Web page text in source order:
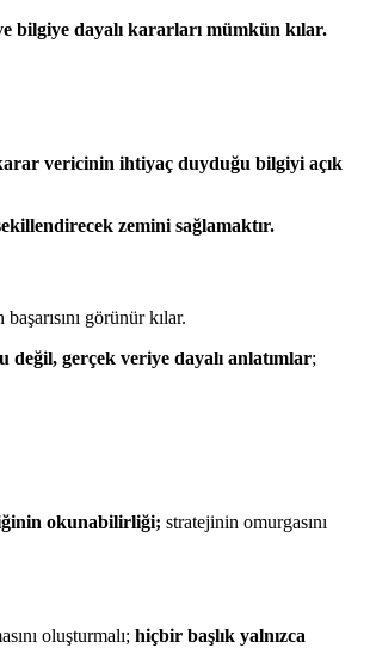
bilgiye dayalı kararları mümkün kılar.
vericinin ihtiyaç duyduğu bilgiyi açık
zemini sağlamaktır.
görünür kılar.
değil, gerçek veriye dayalı anlatımlar;
okunabilirliği; stratejinin omurgasını
oluşturmalı; hiçbir başlık yalnızca